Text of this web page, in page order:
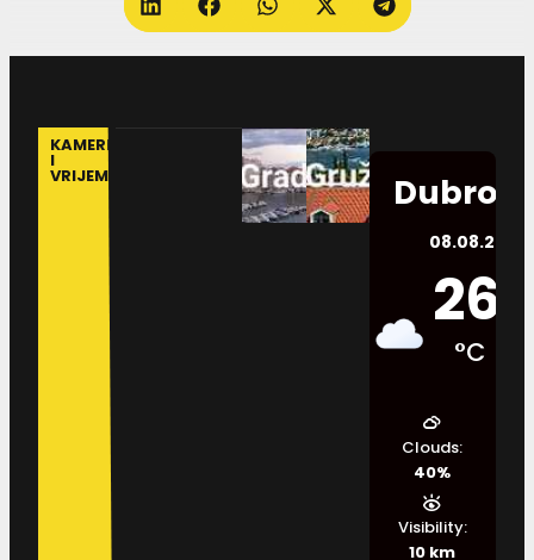
KAMERE
I
VRIJEME
08.08.2026.
26
°C
Clouds:
40%
Visibility:
10 km